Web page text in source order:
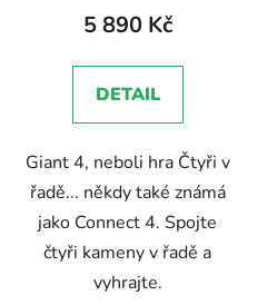
produktu
5,0
z
hvězdiček.
5 890 Kč
DETAIL
Giant 4, neboli hra Čtyři v
řadě... někdy také známá
jako Connect 4. Spojte
čtyři kameny v řadě a
vyhrajte.